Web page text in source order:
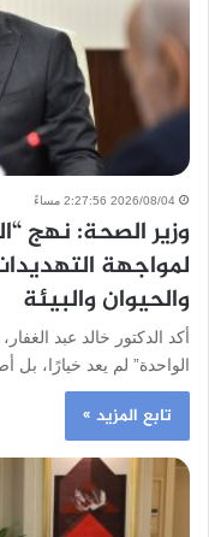
2026/08/04 2:27:56 مساءً
وزير الصحة: نهج
لمواجهة
والحيوان والبيئة
أكد الدكتور خالد عبد
الواحدة” لم يعد خيارًا،
تابع المزيد »